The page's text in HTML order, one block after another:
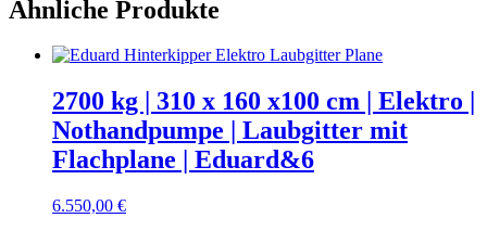
Ähnliche Produkte
2700 kg | 310 x 160 x100 cm | Elektro |
Nothandpumpe | Laubgitter mit
Flachplane | Eduard&6
6.550,00 €